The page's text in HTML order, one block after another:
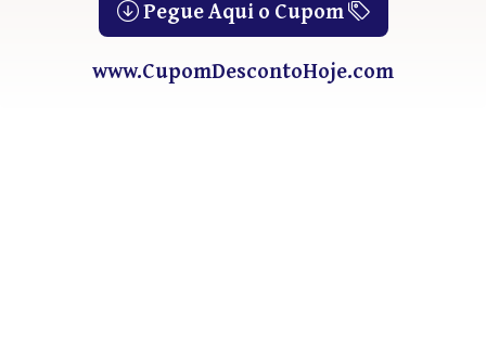
Pegue Aqui o Cupom
www.CupomDescontoHoje.com